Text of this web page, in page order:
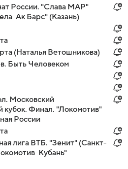
России. "Слава МАР"
Ак Барс" (Казань)
(Наталья Ветошникова)
Быть Человеком
Московский
кубок. Финал. "Локомотив"
России
лига ВТБ. "Зенит" (Санкт-
Кубань"